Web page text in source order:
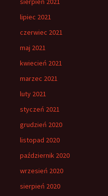
lipiec 2021
czerwiec 2021
maj 2021
kwiecień 2021
marzec 2021
luty 2021
styczeń 2021
grudzień 2020
listopad 2020
październik 2020
wrzesień 2020
sierpień 2020